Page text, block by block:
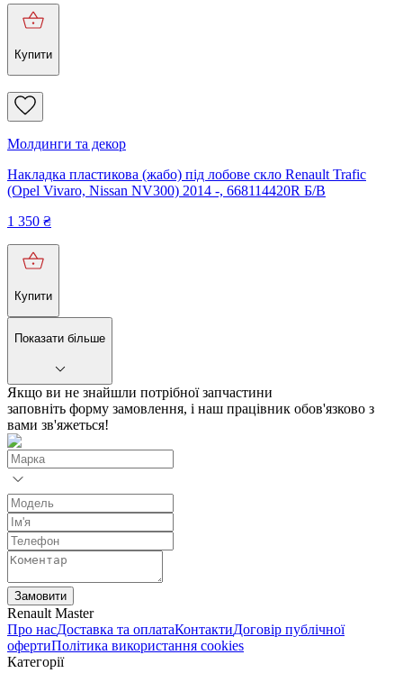
Купити
Молдинги та декор
Накладка пластикова (жабо) під лобове скло Renault Trafic
(Opel Vivaro, Nissan NV300) 2014 -, 668114420R Б/В
1 350 ₴
Купити
Показати більше
Якщо ви не знайшли потрібної запчастини
заповніть форму замовлення, і наш працівник обов'язково з
вами зв'яжеться!
Замовити
Renault Master
Про насДоставка та оплатаКонтактиДоговір публічної
офертиПолітика використання cookies
Категорії